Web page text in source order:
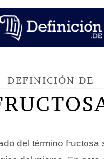
DEFINICIÓN DE
del término